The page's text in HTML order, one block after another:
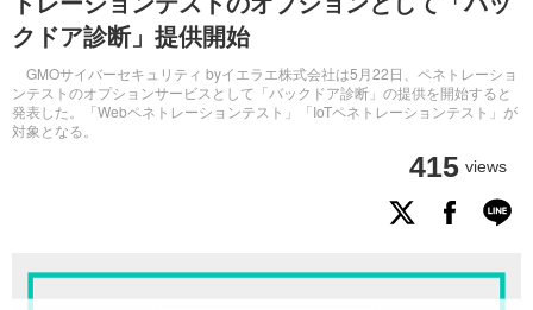
クドア診断」提供開始
GMOサイバーセキュリティ byイエラエ株式会社は5月22日、ペネトレーショ
ンテストのオプションサービスとして「バックドア診断」の提供を開始すると
発表した。「Webペネトレーションテスト」「IoTペネトレーションテスト」が
対象となる。
415 views